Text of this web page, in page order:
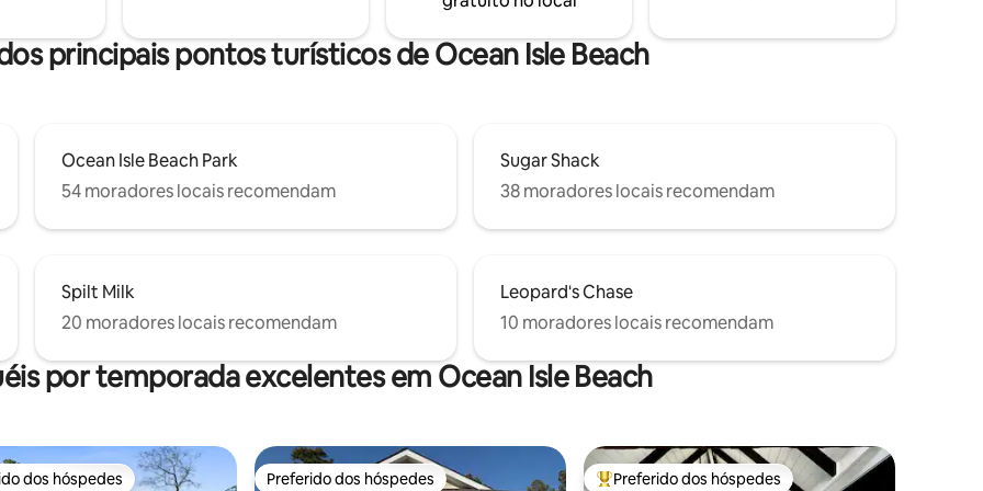
se for usá-lo) Aluguéis
da temporada disponíveis!!
jogos de tabuleiro, quebra-cabeças,
livros
barcos ou outros equipamentos de lazer.
principais pontos turísticos de Ocean Isle Beach
Ocean Isle Beach Park
54 moradores locais recomendam
Sugar Shack
38 moradores locais recomendam
Spilt Milk
20 moradores locais recomendam
Leopard's Chase
10 moradores locais recomendam
por temporada excelentes em Ocean Isle Beach
dos hóspedes Preferido dos hóspedes Preferido dos hóspedes